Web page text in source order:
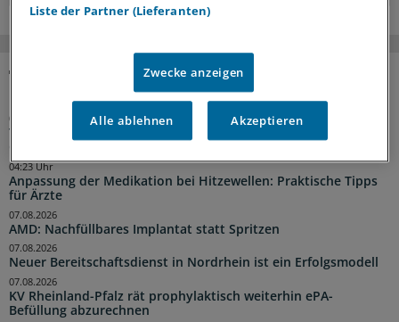
Traumberuf Arzt: Für die Weiterbildung von Aleppo nach
04:55 Uhr
Anpassung der Medikation bei Hitzewellen: Praktische Tipps
für Ärzte
04:23 Uhr
AMD: Nachfüllbares Implantat statt Spritzen
07.08.2026
Neuer Bereitschaftsdienst in Nordrhein ist ein Erfolgsmodell
07.08.2026
KV Rheinland-Pfalz rät prophylaktisch weiterhin ePA-
Befüllung abzurechnen
07.08.2026
Liste der Partner (Lieferanten)
Zwecke anzeigen
Alle ablehnen Akzeptieren